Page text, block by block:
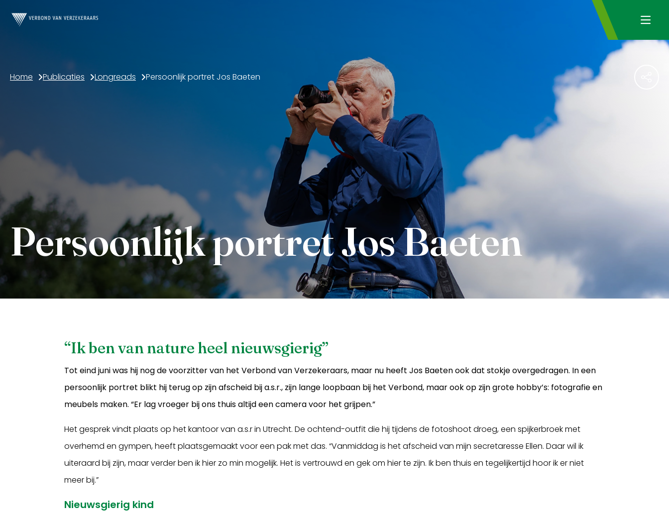
Home Publicaties Longreads Persoonlijk portret Jos Baeten
Persoonlijk portret Jos Baeten
“Ik ben van nature heel nieuwsgierig”
Tot eind juni was hij nog de voorzitter van het Verbond van Verzekeraars, maar nu heeft Jos Baeten ook dat stokje overgedragen. In een
persoonlijk portret blikt hij terug op zijn afscheid bij a.s.r., zijn lange loopbaan bij het Verbond, maar ook op zijn grote hobby’s: fotografie en
meubels maken. “Er lag vroeger bij ons thuis altijd een camera voor het grijpen.”
Het gesprek vindt plaats op het kantoor van a.s.r in Utrecht. De ochtend-outfit die hij tijdens de fotoshoot droeg, een spijkerbroek met
overhemd en gympen, heeft plaatsgemaakt voor een pak met das. “Vanmiddag is het afscheid van mijn secretaresse Ellen. Daar wil ik
uiteraard bij zijn, maar verder ben ik hier zo min mogelijk. Het is vertrouwd en gek om hier te zijn. Ik ben thuis en tegelijkertijd hoor ik er niet
meer bij.”
Nieuwsgierig kind